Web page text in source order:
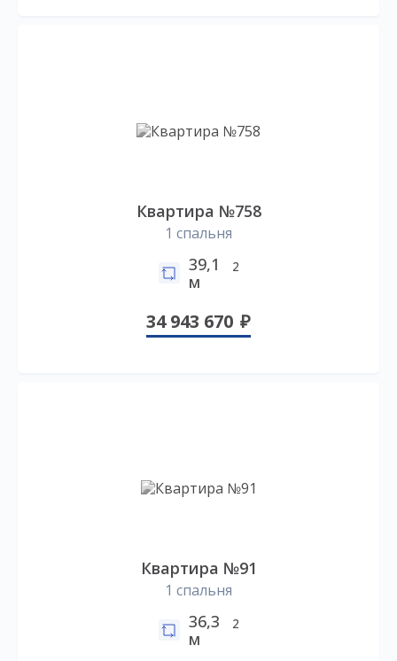
Квартира №758
1 спальня
39,1
м
2
34 943 670
Квартира №91
1 спальня
36,3
м
2